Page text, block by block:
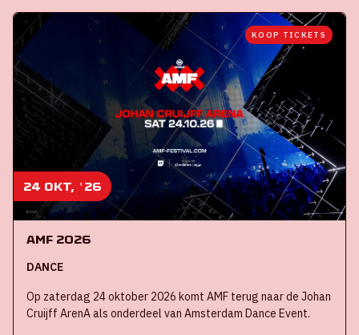
24 okt, '26
KOOP TICKETS
AMF 2026
DANCE
Op zaterdag 24 oktober 2026 komt AMF terug naar de Johan
Cruijff ArenA als onderdeel van Amsterdam Dance Event.